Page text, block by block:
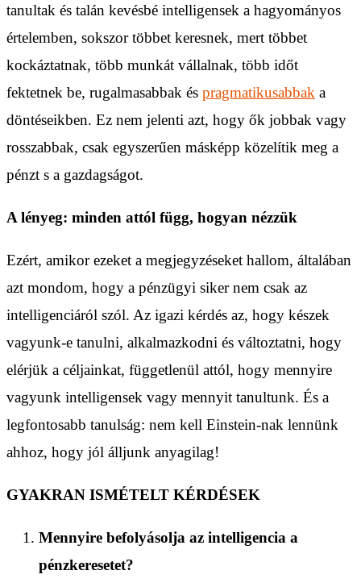
tanultak és talán kevésbé intelligensek a hagyományos
értelemben, sokszor többet keresnek, mert többet
kockáztatnak, több munkát vállalnak, több időt
fektetnek be, rugalmasabbak és pragmatikusabbak a
döntéseikben. Ez nem jelenti azt, hogy ők jobbak vagy
rosszabbak, csak egyszerűen másképp közelítik meg a
pénzt s a gazdagságot.
A lényeg: minden attól függ, hogyan nézzük
Ezért, amikor ezeket a megjegyzéseket hallom, általában
azt mondom, hogy a pénzügyi siker nem csak az
intelligenciáról szól. Az igazi kérdés az, hogy készek
vagyunk-e tanulni, alkalmazkodni és változtatni, hogy
elérjük a céljainkat, függetlenül attól, hogy mennyire
vagyunk intelligensek vagy mennyit tanultunk. És a
legfontosabb tanulság: nem kell Einstein-nak lennünk
ahhoz, hogy jól álljunk anyagilag!
GYAKRAN ISMÉTELT KÉRDÉSEK
Mennyire befolyásolja az intelligencia a
pénzkeresetet?